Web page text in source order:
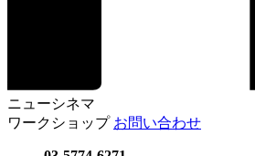
ニューシネマ
ワークショップ お問い合わせ